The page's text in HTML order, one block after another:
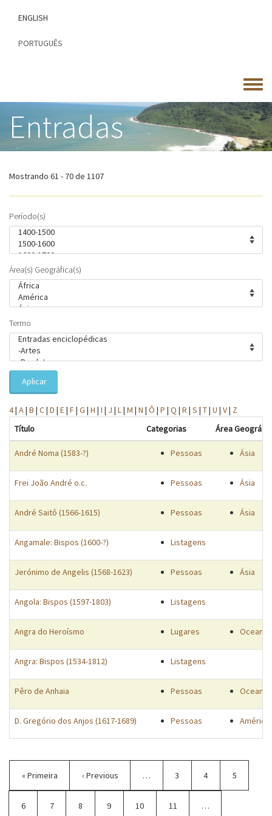
conteúdo
ENGLISH
PORTUGUÊS
Toggle
menu
Entradas
Mostrando 61 - 70 de 1107
Período(s)
Área(s) Geográfica(s)
Termo
Aplicar
4| A| B | C| D | E| F| G | H | I | J | L| M | N | Ô | P | Q | R | S | T| U | V| Z
Título
Categorias Área
André Noma (1583-?) Pessoas Ásia
Frei João André o.c. Pessoas Ásia
André Saitô (1566-1615) Pessoas Ásia
Angamale: Bispos (1600-?) Listagens
Jerónimo de Angelis (1568-1623) Pessoas Ásia
Angola: Bispos (1597-1803) Listagens
Angra do Heroísmo Lugares Oceano
Angra: Bispos (1534-1812) Listagens
Pêro de Anhaia Pessoas Oceano
D. Gregório dos Anjos (1617-1689) Pessoas América
Paginação
Primeira
página
« Primeira
Página
anterior
‹ Previous … Página
3 Página
4 Página
5
Página
6
Página
7 Página
8 Página
9 Página
10 Página
11 …